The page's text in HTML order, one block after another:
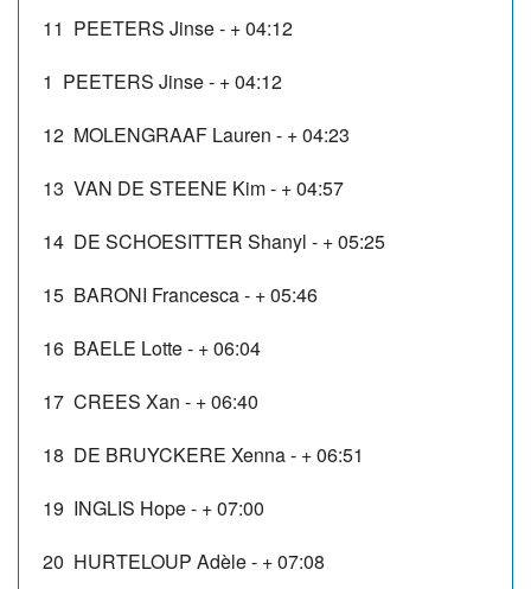
11 PEETERS Jinse- + 04:12
1 PEETERS Jinse- + 04:12
12 MOLENGRAAF Lauren - + 04:23
13 VAN DE STEENE Kim- + 04:57
14 DE SCHOESITTER Shanyl - + 05:25
15 BARONI Francesca- + 05:46
16 BAELE Lotte- + 06:04
17 CREES Xan - + 06:40
18 DE BRUYCKERE Xenna- + 06:51
19 INGLIS Hope- + 07:00
20 HURTELOUP Adèle- + 07:08